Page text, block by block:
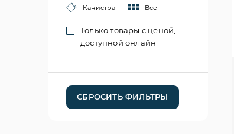
Канистра Все
Только товары с ценой,
доступной онлайн
СБРОСИТЬ ФИЛЬТРЫ